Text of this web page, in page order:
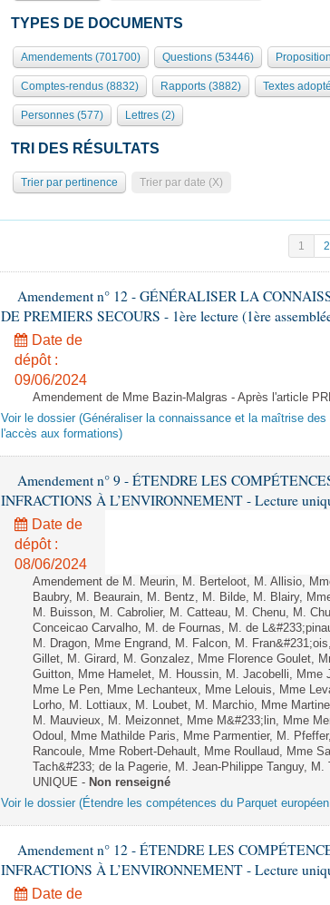
TYPES DE DOCUMENTS
Amendements (701700) Questions (53446)
Comptes-rendus (8832) Rapports (3882) Textes
Personnes (577) Lettres (2)
TRI DES RÉSULTATS
Trier par pertinence Trier par date (X)
1 2
Amendement n° 12 - GÉNÉRALISER LA
DE PREMIERS SECOURS - 1ère lecture (1ère
Date de
dépôt :
09/06/2024
Amendement de Mme Bazin-Malgras - Après l'article
Voir le dossier (Généraliser la connaissance et la maîtrise
l'accès aux formations)
Amendement n° 9 - ÉTENDRE LES
INFRACTIONS À L’ENVIRONNEMENT - Lecture
Date de
dépôt :
08/06/2024
Amendement de M. Meurin, M. Berteloot, M. Allisio,
Baubry, M. Beaurain, M. Bentz, M. Bilde, M. Blairy,
M. Buisson, M. Cabrolier, M. Catteau, M. Chenu, M.
Conceicao Carvalho, M. de Fournas, M. de
M. Dragon, Mme Engrand, M. Falcon, M.
Gillet, M. Girard, M. Gonzalez, Mme Florence Goulet,
Guitton, Mme Hamelet, M. Houssin, M. Jacobelli, Mme
Mme Le Pen, Mme Lechanteux, Mme Lelouis, Mme
Lorho, M. Lottiaux, M. Loubet, M. Marchio, Mme
M. Mauvieux, M. Meizonnet, Mme M&#233;lin, Mme
Odoul, Mme Mathilde Paris, Mme Parmentier, M.
Rancoule, Mme Robert-Dehault, Mme Roullaud, Mme
Tach&#233; de la Pagerie, M. Jean-Philippe Tanguy,
UNIQUE - Non renseigné
Voir le dossier (Étendre les compétences du Parquet
Amendement n° 12 - ÉTENDRE LES
INFRACTIONS À L’ENVIRONNEMENT - Lecture
Date de